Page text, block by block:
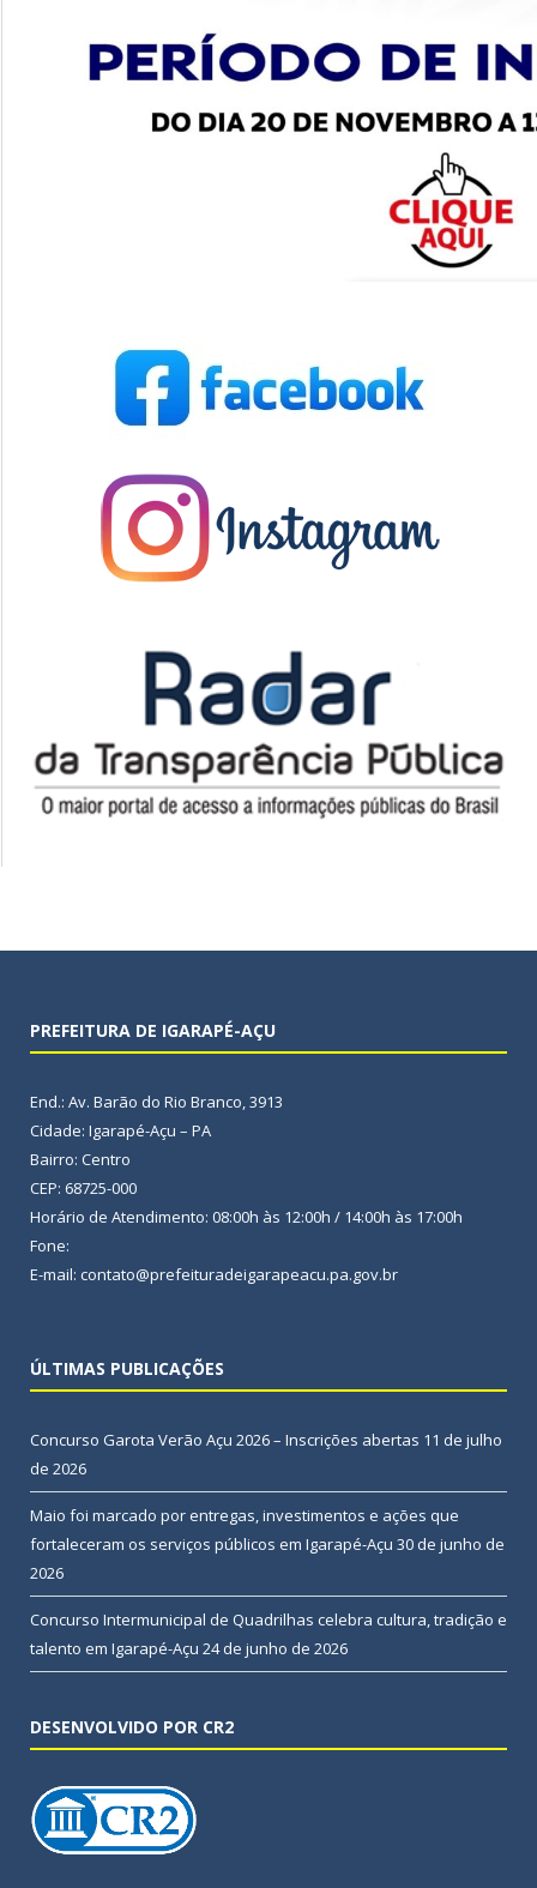
PREFEITURA DE IGARAPÉ-AÇU
End.: Av. Barão do Rio Branco, 3913
Cidade: Igarapé-Açu – PA
Bairro: Centro
CEP: 68725-000
Horário de Atendimento: 08:00h às 12:00h / 14:00h às 17:00h
Fone:
E-mail: contato@prefeituradeigarapeacu.pa.gov.br
ÚLTIMAS PUBLICAÇÕES
Concurso Garota Verão Açu 2026 – Inscrições abertas 11 de julho
de 2026
Maio foi marcado por entregas, investimentos e ações que
fortaleceram os serviços públicos em Igarapé-Açu 30 de junho de
2026
Concurso Intermunicipal de Quadrilhas celebra cultura, tradição e
talento em Igarapé-Açu 24 de junho de 2026
DESENVOLVIDO POR CR2